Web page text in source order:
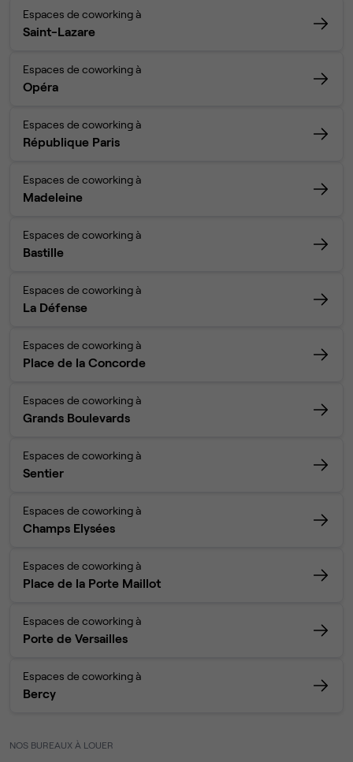
Espaces de coworking à
Saint-Lazare
Espaces de coworking à
Opéra
Espaces de coworking à
République Paris
Espaces de coworking à
Madeleine
Espaces de coworking à
Bastille
Espaces de coworking à
La Défense
Espaces de coworking à
Place de la Concorde
Espaces de coworking à
Grands Boulevards
Espaces de coworking à
Sentier
Espaces de coworking à
Champs Elysées
Espaces de coworking à
Place de la Porte Maillot
Espaces de coworking à
Porte de Versailles
Espaces de coworking à
Bercy
NOS BUREAUX À LOUER